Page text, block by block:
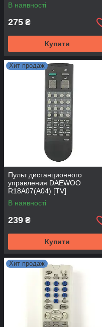
В наявності
275 ₴
Купити
Хит продаж
Пульт дистанционного
управления DAEWOO
R18A07(A04) [TV]
В наявності
239 ₴
Купити
Хит продаж